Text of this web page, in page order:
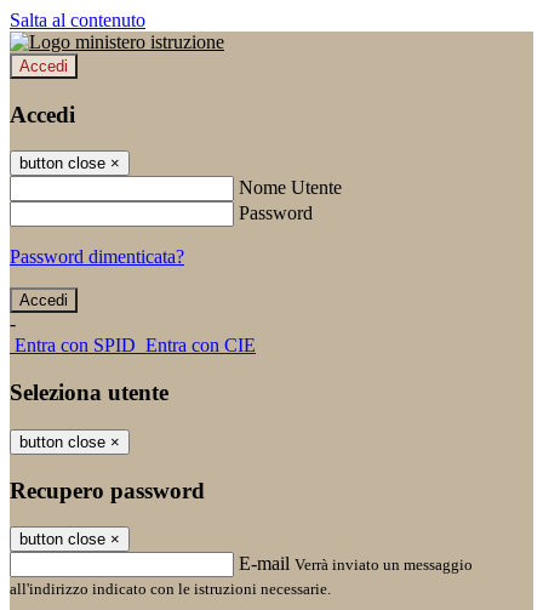
Salta al contenuto
Accedi
Accedi
button close ×
Nome Utente
Password
Password dimenticata?
-
Entra con SPID Entra con CIE
Seleziona utente
button close ×
Recupero password
button close ×
E-mail Verrà inviato un messaggio
all'indirizzo indicato con le istruzioni necessarie.